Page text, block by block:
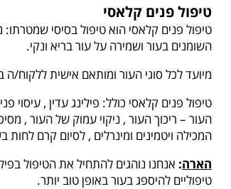
טיפול פנים קלאסי
טיפול פנים קלאסי הוא טיפול בסיסי שמטרתו:
השומנים בעור ושמירה על עור בריא ונקי.
מיועד לכל סוגי העור ומותאם אישית ללקוח/ה
טיפול פנים קלאסי כולל: פילינג עדין , עיסוי
העור – ריכוך העור , ניקוי עמוק של העור ,
המכילה ויטמינים ומינרלים , לסיום קרם
הארה: אנחנו נוהגים להתחיל את הטיפול
טיפוליים להיספג בעור באופן טוב יותר.